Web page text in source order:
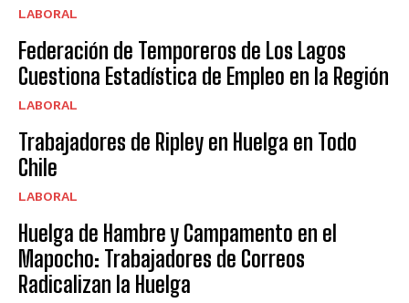
LABORAL
Federación de Temporeros de Los Lagos
Cuestiona Estadística de Empleo en la Región
LABORAL
Trabajadores de Ripley en Huelga en Todo
Chile
LABORAL
Huelga de Hambre y Campamento en el
Mapocho: Trabajadores de Correos
Radicalizan la Huelga